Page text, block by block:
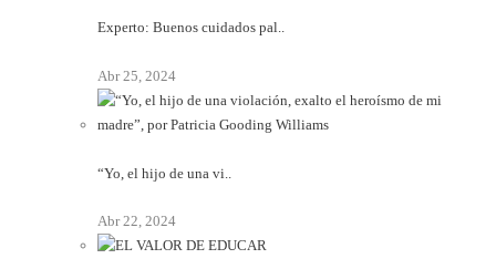
Experto: Buenos cuidados pal..
Abr 25, 2024
“Yo, el hijo de una vi..
Abr 22, 2024